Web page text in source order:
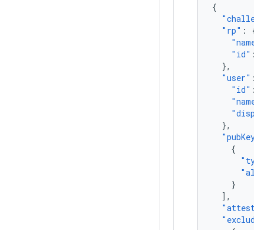
{
"rp" :
"id" :
},
"user" :
"id" :
},
{
}
],